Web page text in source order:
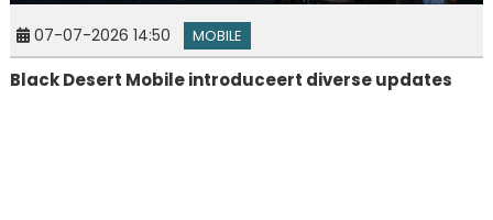
07-07-2026 14:50 MOBILE
Black Desert Mobile introduceert diverse updates